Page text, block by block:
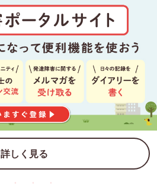
詳しく見る